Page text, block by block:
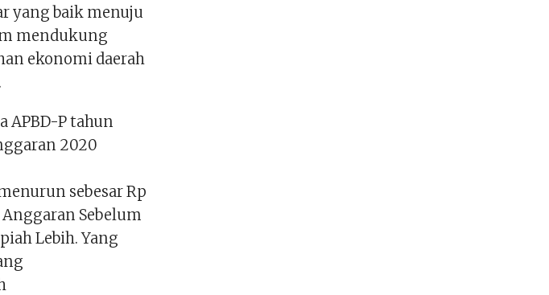
yang baik menuju
mendukung
ekonomi daerah
APBD-P tahun
2020
sebesar Rp. 445,00 Miliar Rupiah
Sebelum
Lebih. Yang